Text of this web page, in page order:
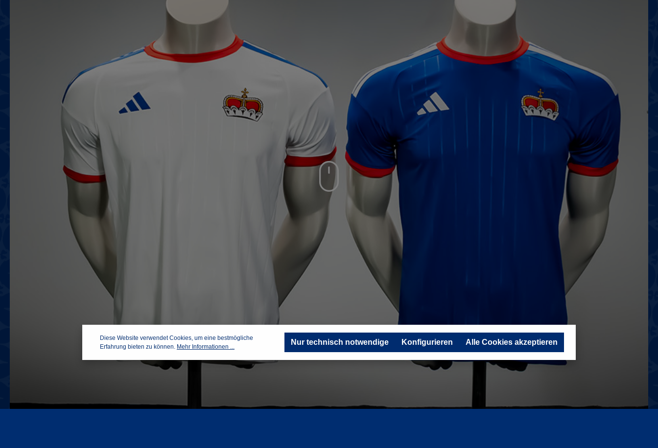
Diese Website verwendet Cookies, um eine bestmögliche
Erfahrung bieten zu können. Mehr Informationen ...
Nur technisch notwendige Konfigurieren Alle Cookies akzeptieren